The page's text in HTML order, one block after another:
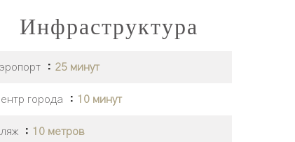
Инфраструктура
25 минут
города 10 минут
10 метров